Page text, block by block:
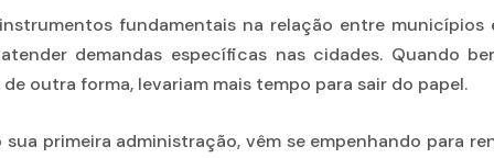
fundamentais na relação entre municípios
demandas específicas nas cidades. Quando
outra forma, levariam mais tempo para sair do papel.
primeira administração, vêm se empenhando para